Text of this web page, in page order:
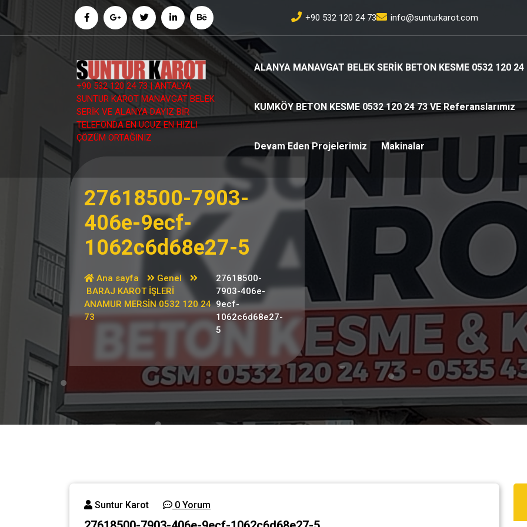
geç
+90 532 120 24 73 info@sunturkarot.com
+90 532 120 24 73 | ANTALYA
SUNTUR KAROT MANAVGAT BELEK
SERİK VE ALANYA DAYIZ BİR
TELEFONDA EN UCUZ EN HIZLI
ÇÖZÜM ORTAĞINIZ
ALANYA MANAVGAT BELEK SERİK BETON KESME 0532 120 24
KUMKÖY BETON KESME 0532 120 24 73 VE Referanslarımız
Devam Eden Projelerimiz Makinalar
27618500-7903-
406e-9ecf-
1062c6d68e27-5
Ana sayfa
Genel
BARAJ KAROT İŞLERİ
ANAMUR MERSİN 0532 120 24
73
27618500-
7903-406e-
9ecf-
1062c6d68e27-
5
Suntur Karot 0 Yorum